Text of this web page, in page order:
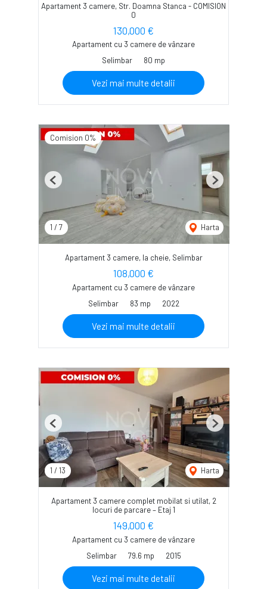
Apartament 3 camere, Str. Doamna Stanca - COMISION
0
130,000 €
Apartament cu 3 camere de vânzare
Selimbar
80 mp
Vezi mai multe detalii
Comision 0%
1 / 7 Harta
Previous Next
Apartament 3 camere, la cheie, Selimbar
108,000 €
Apartament cu 3 camere de vânzare
Selimbar
83 mp 2022
Vezi mai multe detalii
1 / 13 Harta
Previous Next
Apartament 3 camere complet mobilat si utilat, 2
locuri de parcare – Etaj 1
149,000 €
Apartament cu 3 camere de vânzare
Selimbar
79.6 mp 2015
Vezi mai multe detalii